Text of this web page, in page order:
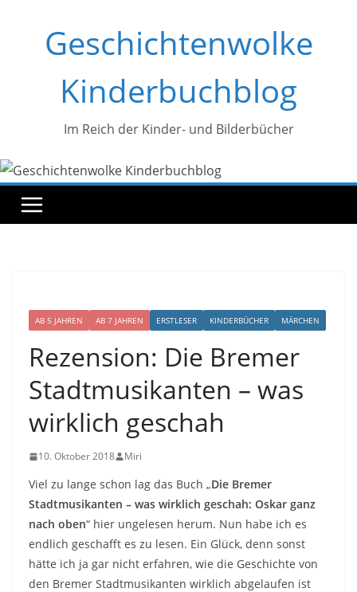
springenGeschichtenwolke
Kinderbuchblog
Im Reich der Kinder- und Bilderbücher
AB 5 JAHREN AB 7 JAHREN ERSTLESER KINDERBÜCHER MÄRCHEN
Rezension: Die Bremer
Stadtmusikanten – was
wirklich geschah
10. Oktober 2018 Miri
Viel zu lange schon lag das Buch „Die Bremer
Stadtmusikanten – was wirklich geschah: Oskar ganz
nach oben“ hier ungelesen herum. Nun habe ich es
endlich geschafft es zu lesen. Ein Glück, denn sonst
hätte ich ja gar nicht erfahren, wie die Geschichte von
den Bremer Stadtmusikanten wirklich abgelaufen ist